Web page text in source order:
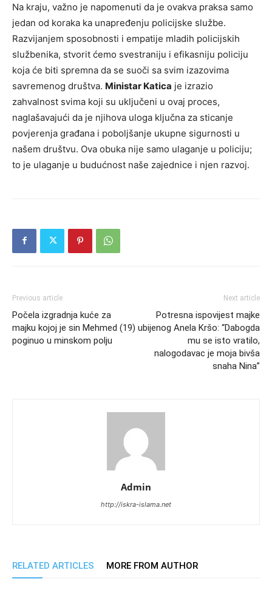
Na kraju, važno je napomenuti da je ovakva praksa samo
jedan od koraka ka unapređenju policijske službe.
Razvijanjem sposobnosti i empatije mladih policijskih
službenika, stvorit ćemo svestraniju i efikasniju policiju
koja će biti spremna da se suoči sa svim izazovima
savremenog društva. Ministar Katica je izrazio
zahvalnost svima koji su uključeni u ovaj proces,
naglašavajući da je njihova uloga ključna za sticanje
povjerenja građana i poboljšanje ukupne sigurnosti u
našem društvu. Ova obuka nije samo ulaganje u policiju;
to je ulaganje u budućnost naše zajednice i njen razvoj.
Previous article
Počela izgradnja kuće za
majku kojoj je sin Mehmed (19)
poginuo u minskom polju
Next article
Potresna ispovijest majke
ubijenog Anela Kršo: “Dabogda
mu se isto vratilo,
nalogodavac je moja bivša
snaha Nina”
Admin
http://iskra-islama.net
RELATED ARTICLES MORE FROM AUTHOR